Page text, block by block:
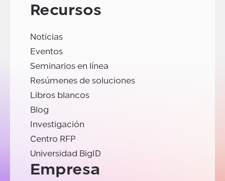
Recursos
Noticias
Eventos
Seminarios en línea
Resúmenes de soluciones
Libros blancos
Blog
Investigación
Centro RFP
Universidad BigID
Empresa